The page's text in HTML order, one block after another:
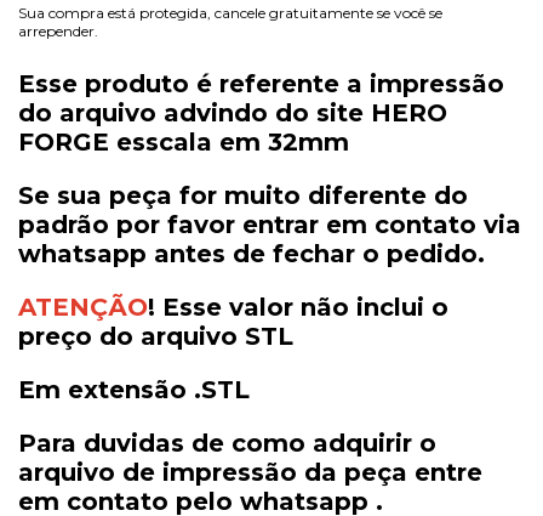
Sua compra está protegida, cancele gratuitamente se você se
arrepender.
Esse produto é referente a impressão
do arquivo advindo do site HERO
FORGE esscala em 32mm
Se sua peça for muito diferente do
padrão por favor entrar em contato via
whatsapp antes de fechar o pedido.
ATENÇÃO! Esse valor não inclui o
preço do arquivo STL
Em extensão .STL
Para duvidas de como adquirir o
arquivo de impressão da peça entre
em contato pelo whatsapp .